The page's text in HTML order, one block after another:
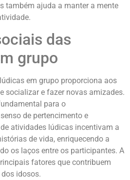
também ajuda a manter a mente
das
grupo
em grupo proporciona aos
socializar e fazer novas amizades.
para o
de pertencimento e
atividades lúdicas incentivam a
de vida, enriquecendo a
os laços entre os participantes. A
fatores que contribuem
idosos.